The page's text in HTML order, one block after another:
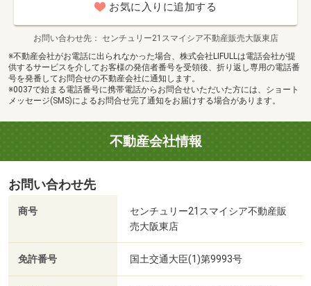
お気に入りに追加する
お問い合わせ先
センチュリー21スマイシア不動産販売大阪東店
※不動産会社がお電話に出られなかった場合、株式会社LIFULLは電話会社が提
供するサービスを介してお客様の発信者番号を受領後、折り返し専用の電話番
号を発番してお問合せの不動産会社に通知します。
※0037で始まる電話番号に携帯電話からお問合せいただいた方には、ショート
メッセージ(SMS)によるお問合せ完了通知をお届けする場合があります。
不動産会社情報
お問い合わせ先
商号
センチュリー21スマイシア不動産販
売大阪東店
免許番号 国土交通大臣(1)第9993号